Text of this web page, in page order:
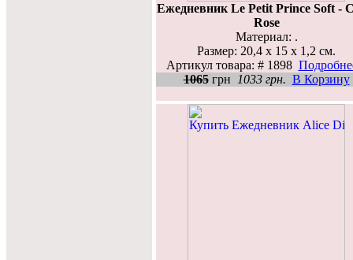
Ежедневник Le Petit Prince Soft -
Rose
Материал: .
Размер: 20,4 х 15 x 1,2 см.
Артикул товара: # 1898
1065грн 1033 грн. В Корзину